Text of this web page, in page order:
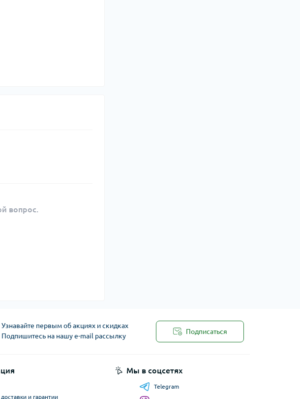
вопрос.
Узнавайте первым об акциях и скидках
Подпишитесь на нашу e-mail рассылку
Подписаться
и гарантии
Мы в соцсетях
Telegram